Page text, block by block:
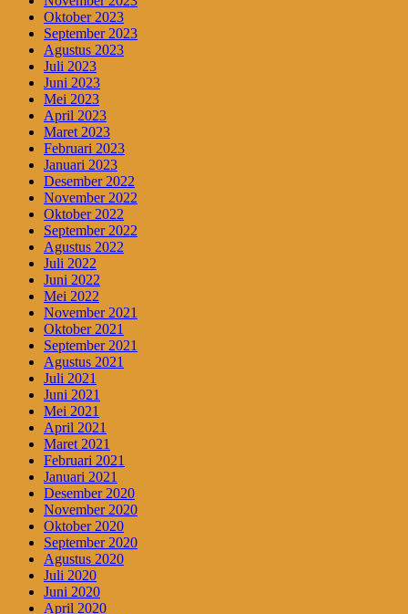
Oktober 2023
September 2023
Agustus 2023
Juli 2023
Juni 2023
Mei 2023
April 2023
Maret 2023
Februari 2023
Januari 2023
Desember 2022
November 2022
Oktober 2022
September 2022
Agustus 2022
Juli 2022
Juni 2022
Mei 2022
November 2021
Oktober 2021
September 2021
Agustus 2021
Juli 2021
Juni 2021
Mei 2021
April 2021
Maret 2021
Februari 2021
Januari 2021
Desember 2020
November 2020
Oktober 2020
September 2020
Agustus 2020
Juli 2020
Juni 2020
April 2020